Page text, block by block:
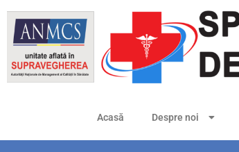
Acasă Despre noi